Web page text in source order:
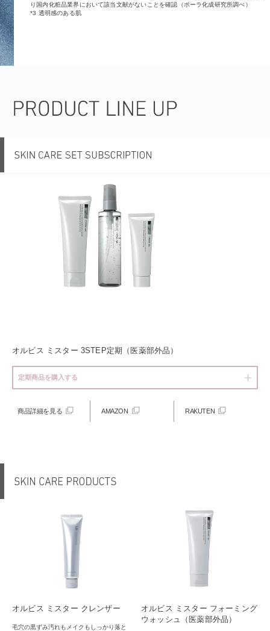
り国内化粧品業界において該当文献がないことを確認（ポーラ化成研究所調べ）
*3 透明感のある肌
オルビス ミスター 3STEP定期（医薬部外品）
定期商品を購入する
商品詳細を見る AMAZON RAKUTEN
オルビス ミスター クレンザー
毛穴の黒ずみ汚れもメイクもしっかり落と
オルビス ミスター フォーミング
ウォッシュ（医薬部外品）